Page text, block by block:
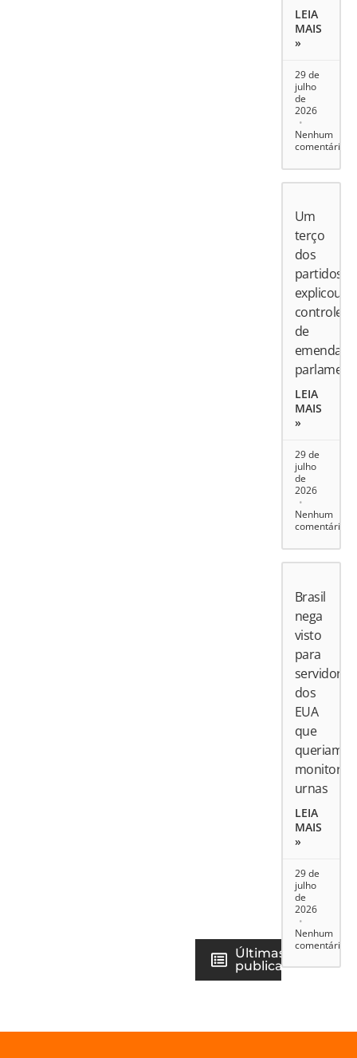
Últimas
publicações
LEIA
MAIS
»
29 de
julho
de
2026
Nenhum
comentário
Um
terço
dos
partidos
explicou
controle
de
emendas
LEIA
MAIS
»
29 de
julho
de
2026
Nenhum
comentário
Brasil
nega
visto
para
servidores
dos
EUA
que
queriam
monitorar
urnas
LEIA
MAIS
»
29 de
julho
de
2026
Nenhum
comentário